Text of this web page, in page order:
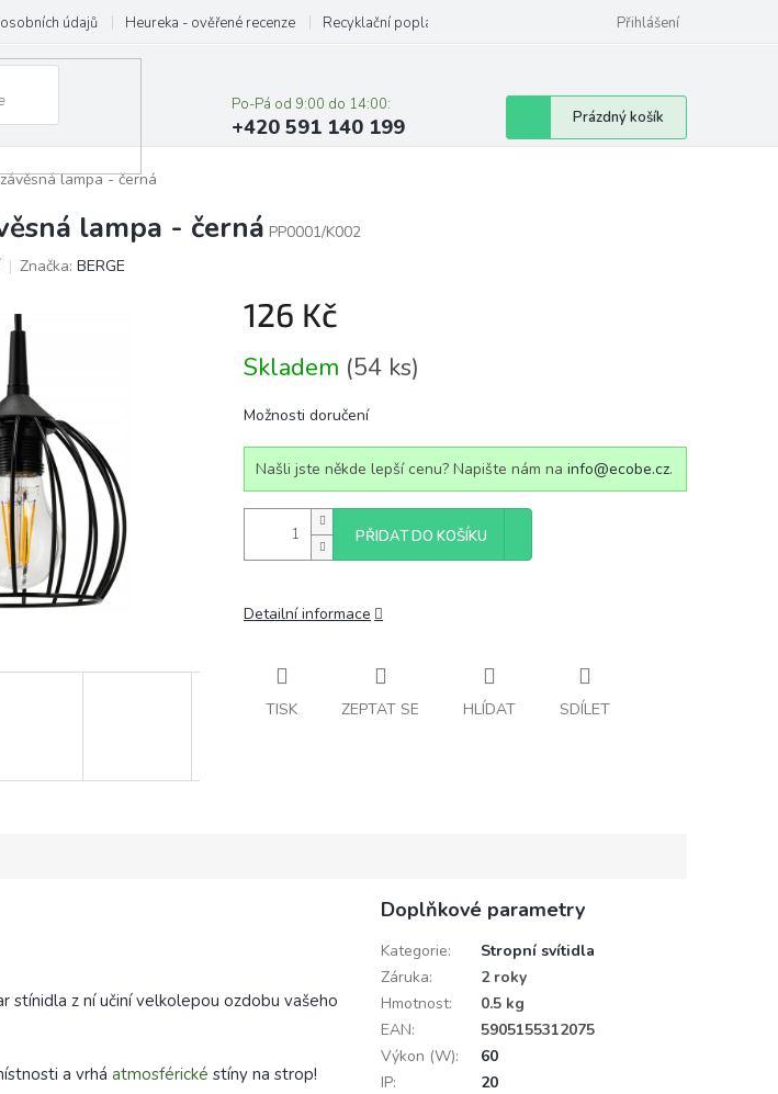
údajů Heureka - ověřené recenze Recyklační poplatky Přihlášení
Po-Pá od 9:00 do 14:00:
+420 591 140 199
Nákupní
košík
Prázdný košík
lampa - černá
lampa - černá PP0001/K002
Značka: BERGE
126 Kč
cena:
Skladem (54 ks)
Možnosti doručení
Našli jste někde lepší cenu? Napište nám na info@ecobe.cz.
PŘIDAT DO KOŠÍKU
Detailní informace
TISK ZEPTAT SE HLÍDAT SDÍLET
stínidla z ní učiní velkolepou ozdobu vašeho
a vrhá atmosférické stíny na strop!
Doplňkové parametry
Kategorie:
Stropní svítidla
Záruka:
2 roky
Hmotnost:
0.5 kg
EAN:
5905155312075
Výkon (W):
60
IP:
20